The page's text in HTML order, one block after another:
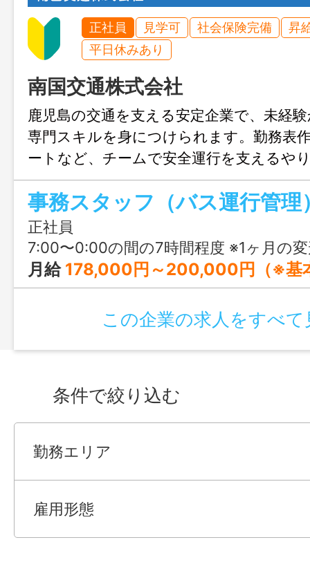
正社員 見学可 社会保険完備
昇
平日休みあり
南国交通株式会社
鹿児島の交通を支える安定企業で、未経
専門スキルを身につけられます。勤務表
ートなど、チームで安全運行を支えるや
事です。単身寮・家族手当など福利厚生
心して働けます。
事務スタッフ（バス運行管理
正社員
7:00〜0:00の間の7時間程度 ※1ヶ月の変形労働時間制 ※表記就業時間内で実働7hのシフト制 所定の労働日・休日・始業終業時刻は勤務シフト表によ
月給 178,000円～200,000円（※基
この企業の求人をすべて
条件で絞り込む
勤務エリア
雇用形態